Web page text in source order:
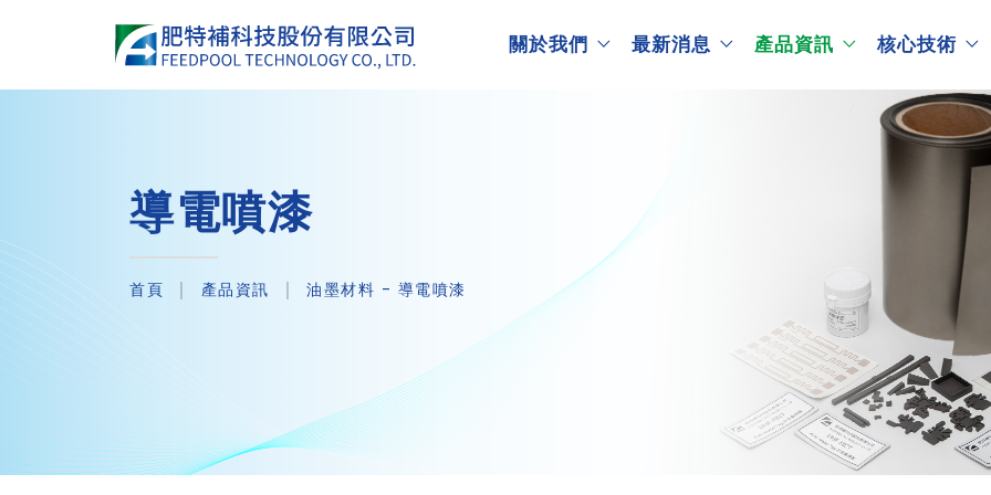
關於我們 最新消息 產品資訊 核心技術
導電噴漆
首頁 產品資訊 油墨材料 - 導電噴漆